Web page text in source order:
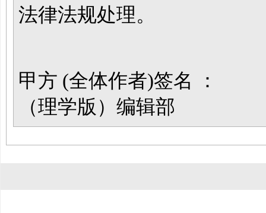
法律法规处理。
甲方 (全体作者)签
（理学版）编辑部